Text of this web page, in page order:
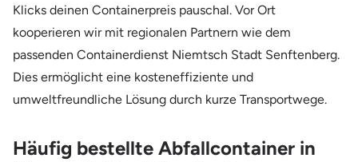
Klicks deinen Containerpreis pauschal. Vor Ort
kooperieren wir mit regionalen Partnern wie dem
passenden Containerdienst Niemtsch Stadt Senftenberg.
Dies ermöglicht eine kosteneffiziente und
umweltfreundliche Lösung durch kurze Transportwege.
Häufig bestellte Abfallcontainer in